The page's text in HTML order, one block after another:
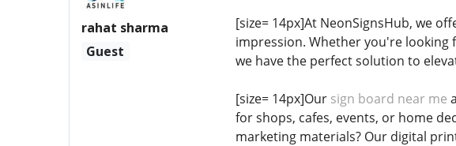
rahat sharma
Guest
[size= 14px]At NeonSignsHub, we
impression. Whether you're
we have the perfect solution to
[size= 14px]Our sign board near me
for shops, cafes, events, or home
marketing materials? Our digital